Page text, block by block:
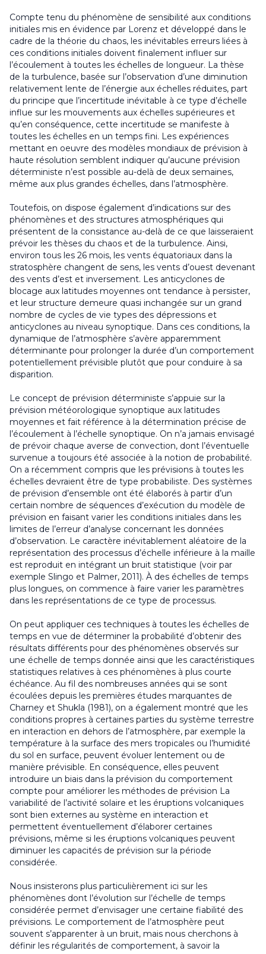
Compte tenu du phénomène de sensibilité aux conditions
initiales mis en évidence par Lorenz et développé dans le
cadre de la théorie du chaos, les inévitables erreurs liées à
ces conditions initiales doivent finalement influer sur
l’écoulement à toutes les échelles de longueur. La thèse
de la turbulence, basée sur l’observation d’une diminution
relativement lente de l’énergie aux échelles réduites, part
du principe que l’incertitude inévitable à ce type d’échelle
influe sur les mouvements aux échelles supérieures et
qu’en conséquence, cette incertitude se manifeste à
toutes les échelles en un temps fini. Les expériences
mettant en oeuvre des modèles mondiaux de prévision à
haute résolution semblent indiquer qu’aucune prévision
déterministe n’est possible au-delà de deux semaines,
même aux plus grandes échelles, dans l’atmosphère.
Toutefois, on dispose également d’indications sur des
phénomènes et des structures atmosphériques qui
présentent de la consistance au-delà de ce que laisseraient
prévoir les thèses du chaos et de la turbulence. Ainsi,
environ tous les 26 mois, les vents équatoriaux dans la
stratosphère changent de sens, les vents d’ouest devenant
des vents d’est et inversement. Les anticyclones de
blocage aux latitudes moyennes ont tendance à persister,
et leur structure demeure quasi inchangée sur un grand
nombre de cycles de vie types des dépressions et
anticyclones au niveau synoptique. Dans ces conditions, la
dynamique de l’atmosphère s’avère apparemment
déterminante pour prolonger la durée d’un comportement
potentiellement prévisible plutôt que pour conduire à sa
disparition.
Le concept de prévision déterministe s’appuie sur la
prévision météorologique synoptique aux latitudes
moyennes et fait référence à la détermination précise de
l’écoulement à l’échelle synoptique. On n’a jamais envisagé
de prévoir chaque averse de convection, dont l’éventuelle
survenue a toujours été associée à la notion de probabilité.
On a récemment compris que les prévisions à toutes les
échelles devraient être de type probabiliste. Des systèmes
de prévision d’ensemble ont été élaborés à partir d’un
certain nombre de séquences d’exécution du modèle de
prévision en faisant varier les conditions initiales dans les
limites de l’erreur d’analyse concernant les données
d’observation. Le caractère inévitablement aléatoire de la
représentation des processus d’échelle inférieure à la maille
est reproduit en intégrant un bruit statistique (voir par
exemple Slingo et Palmer, 2011). À des échelles de temps
plus longues, on commence à faire varier les paramètres
dans les représentations de ce type de processus.
On peut appliquer ces techniques à toutes les échelles de
temps en vue de déterminer la probabilité d’obtenir des
résultats différents pour des phénomènes observés sur
une échelle de temps donnée ainsi que les caractéristiques
statistiques relatives à ces phénomènes à plus courte
échéance. Au fil des nombreuses années qui se sont
écoulées depuis les premières études marquantes de
Charney et Shukla (1981), on a également montré que les
conditions propres à certaines parties du système terrestre
en interaction en dehors de l’atmosphère, par exemple la
température à la surface des mers tropicales ou l’humidité
du sol en surface, peuvent évoluer lentement ou de
manière prévisible. En conséquence, elles peuvent
introduire un biais dans la prévision du comportement
compte pour améliorer les méthodes de prévision La
variabilité de l’activité solaire et les éruptions volcaniques
sont bien externes au système en interaction et
permettent éventuellement d’élaborer certaines
prévisions, même si les éruptions volcaniques peuvent
diminuer les capacités de prévision sur la période
considérée.
Nous insisterons plus particulièrement ici sur les
phénomènes dont l’évolution sur l’échelle de temps
considérée permet d’envisager une certaine fiabilité des
prévisions. Le comportement de l’atmosphère peut
souvent s’apparenter à un bruit, mais nous cherchons à
définir les régularités de comportement, à savoir la